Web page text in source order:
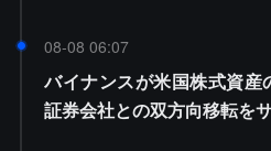
08-08 06:07
バイナンスが米国株式資
証券会社との双方向移転を